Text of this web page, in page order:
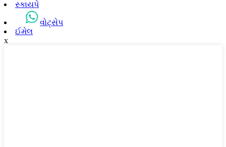
સ્કાયપે
વોટ્સેપ
ઈમેલ
x